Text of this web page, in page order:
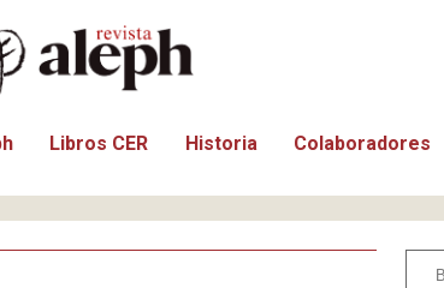
Libros CER Historia Colaboradores